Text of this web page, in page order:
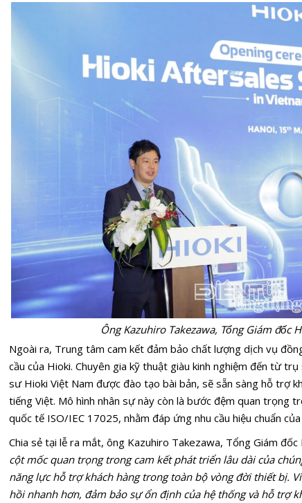
Ông Kazuhiro Takezawa, Tổng Giám đốc
Ngoài ra, Trung tâm cam kết đảm bảo chất lượng dịch vụ
cầu của Hioki. Chuyên gia kỹ thuật giàu kinh nghiệm đến từ
sư Hioki Việt Nam được đào tạo bài bản, sẽ sẵn sàng hỗ trợ
tiếng Việt. Mô hình nhân sự này còn là bước đệm quan trọng
quốc tế ISO/IEC 17025, nhằm đáp ứng nhu cầu hiệu chuẩn
Chia sẻ tại lễ ra mắt, ông Kazuhiro Takezawa, Tổng Giám
cột mốc quan trọng trong cam kết phát triển lâu dài của
năng lực hỗ trợ khách hàng trong toàn bộ vòng đời thiết bị.
hồi nhanh hơn, đảm bảo sự ổn định của hệ thống và hỗ trợ